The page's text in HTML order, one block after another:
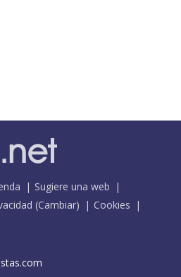
Sugiere una web
(Cambiar)
Cookies